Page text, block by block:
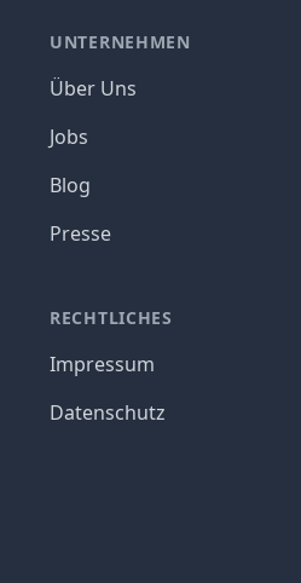
UNTERNEHMEN
Über Uns
Jobs
Blog
Presse
RECHTLICHES
Impressum
Datenschutz